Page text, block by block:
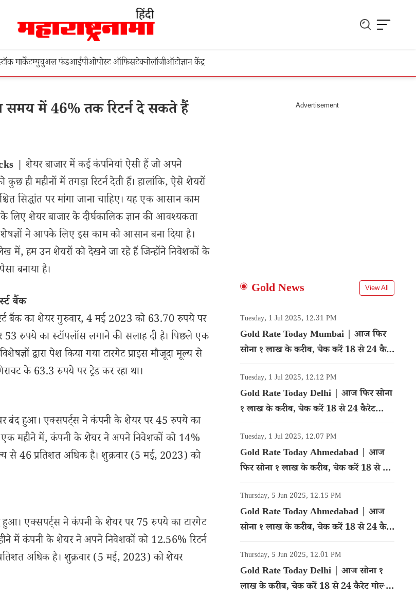
मार्केटम्युचुअल फंडआईपीओपोस्ट ऑफिसटेक्नोलॉजीऑटोज्ञान केंद्र
में 46% तक रिटर्न दे सकते हैं
| शेयर बाजार में कई कंपनियां ऐसी हैं जो अपने
कुछ ही महीनों में तगड़ा रिटर्न देती हैं। हालांकि, ऐसे शेयरों
सिद्धांत पर मांगा जाना चाहिए। यह एक आसान काम
लिए शेयर बाजार के दीर्घकालिक ज्ञान की आवश्यकता
ने आपके लिए इस काम को आसान बना दिया है।
हम उन शेयरों को देखने जा रहे हैं जिन्होंने निवेशकों के
बनाया है।
बैंक
बैंक का शेयर गुरुवार, 4 मई 2023 को 63.70 रुपये पर
रुपये का स्टॉपलॉस लगाने की सलाह दी है। पिछले एक
द्वारा पेश किया गया टारगेट प्राइस मौजूदा मूल्य से
के 63.3 रुपये पर ट्रेड कर रहा था।
बंद हुआ। एक्सपर्ट्स ने कंपनी के शेयर पर 45 रुपये का
एक महीने में, कंपनी के शेयर ने अपने निवेशकों को 14%
मूल्य से 46 प्रतिशत अधिक है। शुक्रवार (5 मई, 2023) को
एक्सपर्ट्स ने कंपनी के शेयर पर 75 रुपये का टारगेट
में कंपनी के शेयर ने अपने निवेशकों को 12.56% रिटर्न
प्रतिशत अधिक है। शुक्रवार (5 मई, 2023) को शेयर
Gold News View All
Tuesday, 1 Jul 2025, 12.31 PM
Gold Rate Today Mumbai | आज फिर
सोना १ लाख के करीब, चेक करें 18 से 24 कैरेट
गोल्ड का रेट
Tuesday, 1 Jul 2025, 12.12 PM
Gold Rate Today Delhi | आज फिर सोना
१ लाख के करीब, चेक करें 18 से 24 कैरेट
गोल्ड का रेट
Tuesday, 1 Jul 2025, 12.07 PM
Gold Rate Today Ahmedabad | आज
फिर सोना १ लाख के करीब, चेक करें 18 से 24
कैरेट गोल्ड का रेट
Thursday, 5 Jun 2025, 12.15 PM
Gold Rate Today Ahmedabad | आज
सोना १ लाख के करीब, चेक करें 18 से 24 कैरेट
गोल्ड का रेट
Thursday, 5 Jun 2025, 12.01 PM
Gold Rate Today Delhi | आज सोना १
लाख के करीब, चेक करें 18 से 24 कैरेट गोल्ड